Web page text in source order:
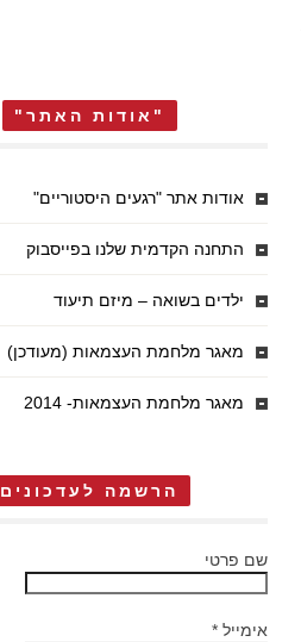
"אודות האתר"
אודות אתר "רגעים היסטוריים"
התחנה הקדמית שלנו בפייסבוק
ילדים בשואה – מיזם תיעוד
מאגר מלחמת העצמאות (מעודכן)
מאגר מלחמת העצמאות- 2014
הרשמה לעדכונים
שם פרטי
אימייל *